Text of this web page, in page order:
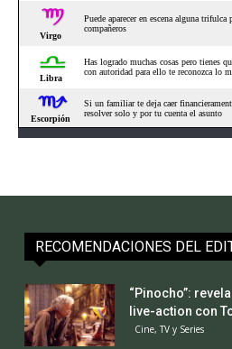
RECOMENDACIONES DEL
“Pinocho”:
live-action con
Cine, TV y Series